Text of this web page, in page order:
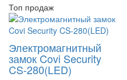
Топ продаж
Электромагнитный
замок Covi Security
CS-280(LED)